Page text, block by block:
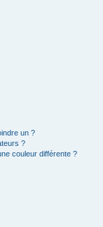
un ?
?
couleur différente ?